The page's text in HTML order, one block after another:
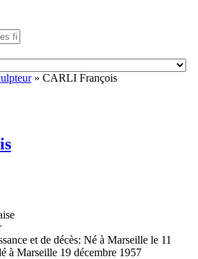
» CARLI François
et de décès: Né à Marseille le 11
à Marseille 19 décembre 1957